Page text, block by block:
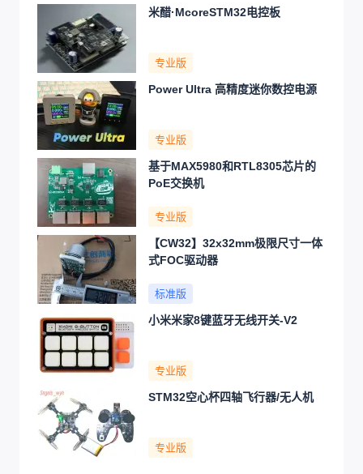
米醋·McoreSTM32电控板
专业版
Power Ultra 高精度迷你数控电源
专业版
基于MAX5980和RTL8305芯片的
PoE交换机
专业版
【CW32】32x32mm极限尺寸一体
式FOC驱动器
标准版
小米米家8键蓝牙无线开关-V2
专业版
STM32空心杯四轴飞行器/无人机
专业版